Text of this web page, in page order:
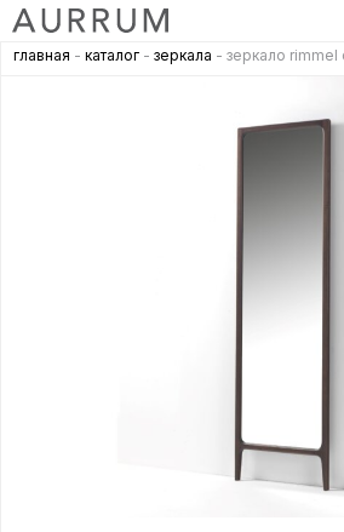
главная - каталог - зеркала - зеркало rimmel